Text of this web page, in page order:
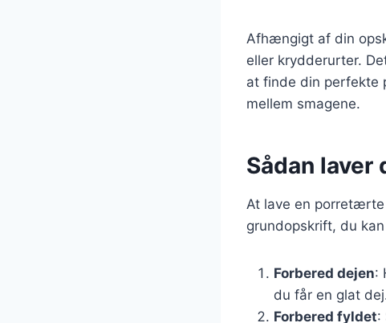
Afhængigt af din
eller krydderurter.
at finde din perfekte
mellem smagene.
Sådan
At lave en
grundopskrift, du
Forbered dejen:
du får en glat
Forbered fyldet: